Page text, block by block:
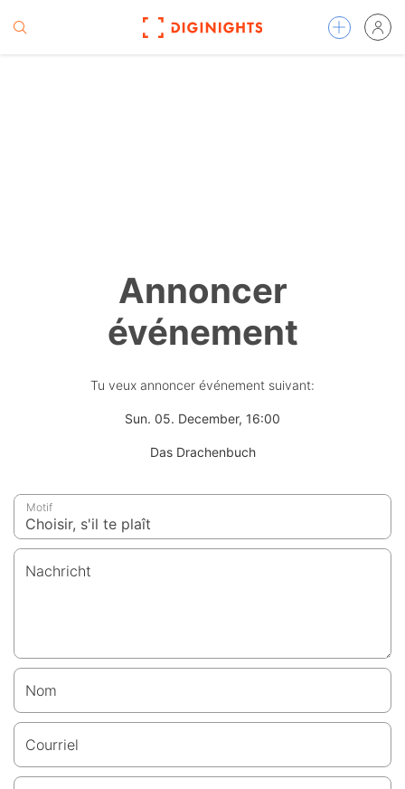
Annoncer
événement
Tu veux annoncer événement suivant:
Sun. 05. December, 16:00
Das Drachenbuch
Motif
Nachricht
Nom
Courriel